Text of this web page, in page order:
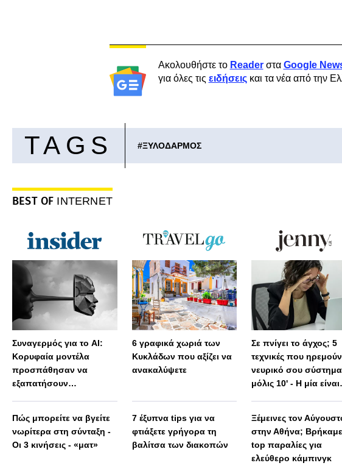
Ακολουθήστε το Readerστα Google
για όλες τις ειδήσειςκαι τα νέα από την
TAGS #ΞΥΛΟΔΑΡΜΟΣ
BEST OF INTERNET
Συναγερμός για το AI:
Κορυφαία μοντέλα
προσπάθησαν να
εξαπατήσουν
Πώς μπορείτε να βγείτε
νωρίτερα στη σύνταξη -
Οι 3 κινήσεις - «ματ»
6 γραφικά χωριά των
Κυκλάδων που αξίζει να
ανακαλύψετε
7 έξυπνα tips για να
φτιάξετε γρήγορα τη
βαλίτσα των διακοπών
Σε πνίγει το άγχος; 5
τεχνικές που
νευρικό σου
μόλις 10' - Η μία είναι
Ξέμεινες τον
στην Αθήνα;
top παραλίες για
ελεύθερο κάμπινγκ